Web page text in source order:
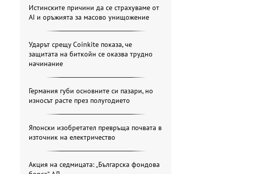
Истинските причини да се страхуваме от
AI и оръжията за масово унищожение
Ударът срещу Coinkite показа, че
защитата на биткойн се оказва трудно
начинание
Германия губи основните си пазари, но
износът расте през полугодието
Японски изобретател превръща почвата в
източник на електричество
Акция на седмицата: „Българска фондова